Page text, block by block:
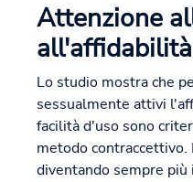
Attenzione
all'affidabilità
Lo studio mostra che
sessualmente attivi
facilità d'uso sono
metodo
diventando sempre